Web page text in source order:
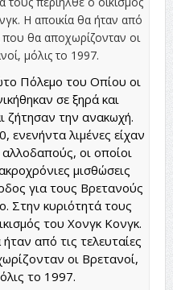
Πόλεμο του Οπίου οι
σε ξηρά και
ζήτησαν την ανακωχή.
ενενήντα λιμένες είχαν
αλλοδαπούς, οι οποίοι
μισθώσεις
για τους Βρετανούς
Στην κυριότητά τους
του Χονγκ Κονγκ.
από τις τελευταίες
οι Βρετανοί,
το 1997.